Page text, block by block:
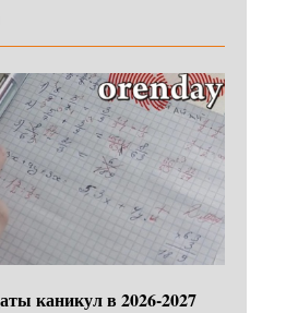
каникул в 2026-2027